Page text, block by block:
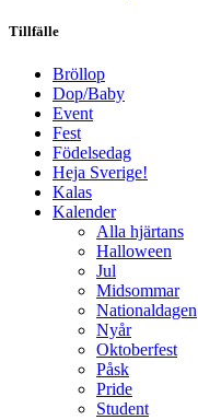
Tillfälle
Bröllop
Dop/Baby
Event
Fest
Födelsedag
Heja Sverige!
Kalas
Kalender
Alla hjärtans
Halloween
Jul
Midsommar
Nationaldagen
Nyår
Oktoberfest
Påsk
Pride
Student